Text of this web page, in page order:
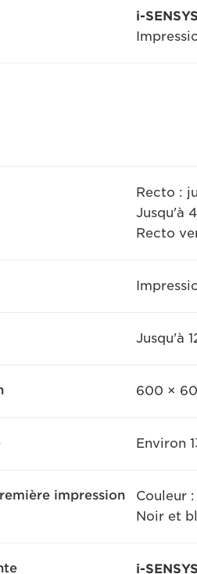
i-
Recto :
Jusqu'à
Recto
Jusqu'à
600 ×
Environ
impression
Couleur
Noir et
i-